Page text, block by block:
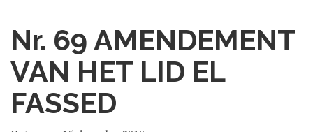
Nr. 69 AMENDEMENT
VAN HET LID EL
FASSED